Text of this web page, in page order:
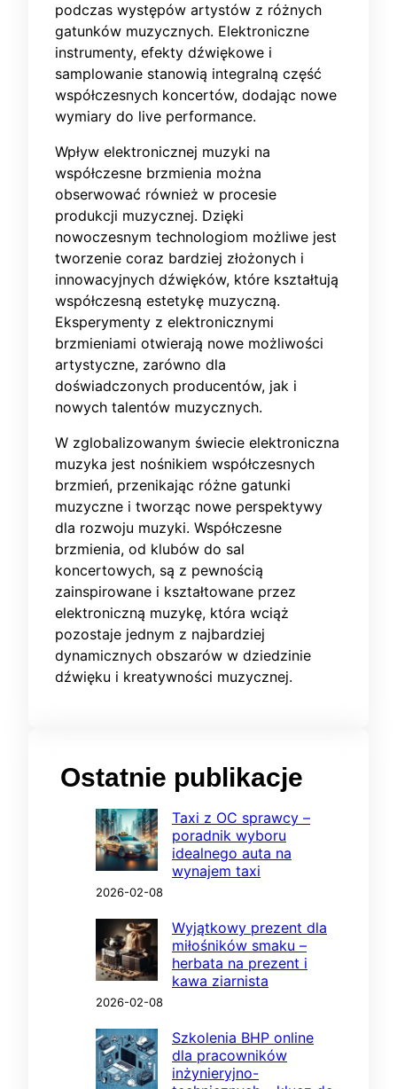
podczas występów artystów z różnych
gatunków muzycznych. Elektroniczne
instrumenty, efekty dźwiękowe i
samplowanie stanowią integralną część
współczesnych koncertów, dodając nowe
wymiary do live performance.
Wpływ elektronicznej muzyki na
współczesne brzmienia można
obserwować również w procesie
produkcji muzycznej. Dzięki
nowoczesnym technologiom możliwe jest
tworzenie coraz bardziej złożonych i
innowacyjnych dźwięków, które kształtują
współczesną estetykę muzyczną.
Eksperymenty z elektronicznymi
brzmieniami otwierają nowe możliwości
artystyczne, zarówno dla
doświadczonych producentów, jak i
nowych talentów muzycznych.
W zglobalizowanym świecie elektroniczna
muzyka jest nośnikiem współczesnych
brzmień, przenikając różne gatunki
muzyczne i tworząc nowe perspektywy
dla rozwoju muzyki. Współczesne
brzmienia, od klubów do sal
koncertowych, są z pewnością
zainspirowane i kształtowane przez
elektroniczną muzykę, która wciąż
pozostaje jednym z najbardziej
dynamicznych obszarów w dziedzinie
dźwięku i kreatywności muzycznej.
Ostatnie publikacje
Taxi z OC sprawcy –
poradnik wyboru
idealnego auta na
wynajem taxi
2026-02-08
Wyjątkowy prezent dla
miłośników smaku –
herbata na prezent i
kawa ziarnista
2026-02-08
Szkolenia BHP online
dla pracowników
inżynieryjno-